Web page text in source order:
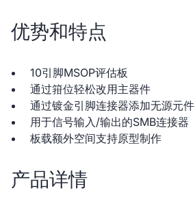
优势和特点
10引脚MSOP评估板
通过箝位轻松改用主器件
通过镀金引脚连接器添加无源元件
用于信号输入/输出的SMB连接器
板载额外空间支持原型制作
产品详情